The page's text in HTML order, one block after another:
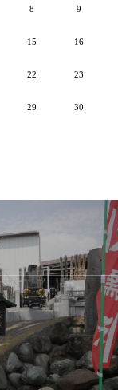
8 9
15 16
22 23
29 30